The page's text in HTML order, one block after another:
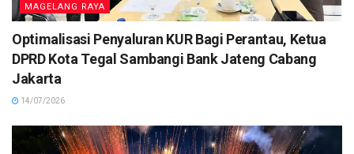
MAGELANG RAYA
Optimalisasi Penyaluran KUR Bagi Perantau, Ketua
DPRD Kota Tegal Sambangi Bank Jateng Cabang
Jakarta
14/07/2026